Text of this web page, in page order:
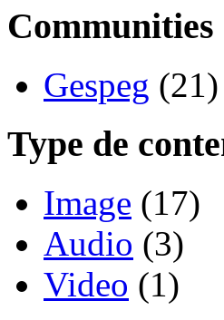
Communities
Gespeg (21)
Type de
Image (17)
Audio (3)
Video (1)